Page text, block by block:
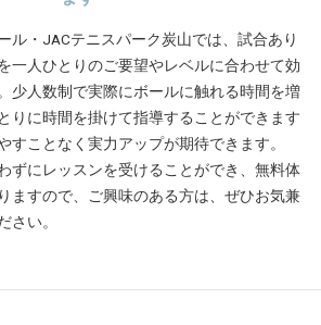
ル・JACテニスパーク炭山では、試合あり
一人ひとりのご要望やレベルに合わせて効
少人数制で実際にボールに触れる時間を増
りに時間を掛けて指導することができます
すことなく実力アップが期待できます。
ずにレッスンを受けることができ、無料体
ますので、ご興味のある方は、ぜひお気兼
さい。